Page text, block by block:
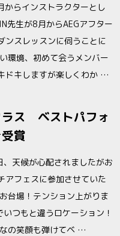
からインストラクターとし
先生が8月からAEGアフター
ンスレッスンに伺うことに
環境、初めて会うメンバー
ドキしますが楽しくわか …
ラス ベストパフォ
賞
天候が心配されましたがお
アフェスに参加させていた
台場！テンション上がりま
つもと違うロケーション！
の笑顔も弾けてベ …